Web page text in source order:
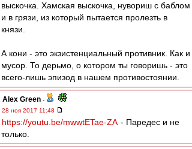
выскочка. Хамская выскочка, нувориш с баблом
и в грязи, из который пытается пролезть в
князи.
А кони - это экзистенциальный противник. Как и
мусор. То дерьмо, о котором ты говоришь - это
всего-лишь эпизод в нашем противостоянии.
Alex Green -
28 ноя 2017 11:48
https://youtu.be/mwwtETae-ZA - Паредес и не
только.